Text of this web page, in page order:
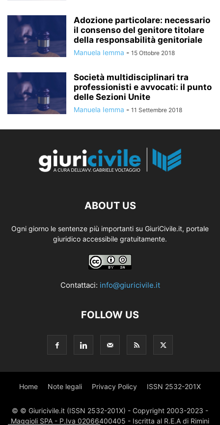
Adozione particolare: necessario
il consenso del genitore titolare
della responsabilità genitoriale
Manuela Iemma - 15 Ottobre 2018
Società multidisciplinari tra
professionisti e avvocati: il punto
delle Sezioni Unite
Manuela Iemma - 11 Settembre 2018
ABOUT US
Ogni giorno le sentenze più importanti su GiuriCivile.it, portale
giuridico accessibile gratuitamente.
Contattaci: info@giuricivile.it
FOLLOW US
Home Note legali Privacy Policy ISSN 2532-201X
© © Giuricivile.it (ISSN 2532-201X) - Copyright 2003-2023 -
Maggioli SPA - P.Iva 02066400405 - Iscritta al R.E.A di Rimini